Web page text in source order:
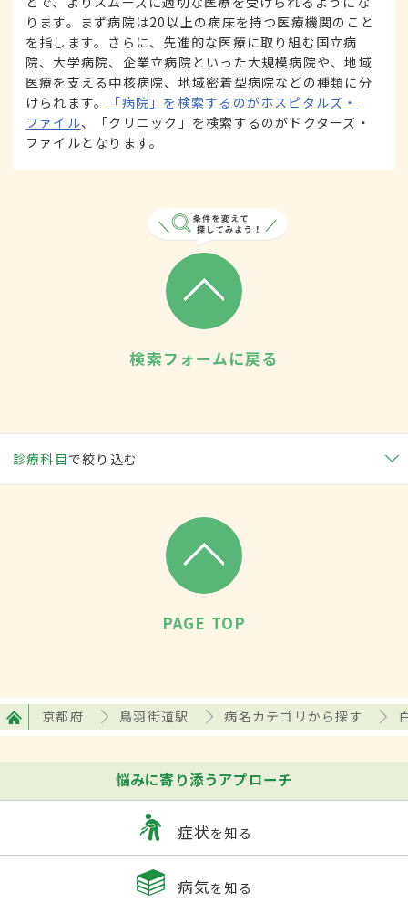
ります。まず病院は20以上の病床を持つ医療機関のこと
を指します。さらに、先進的な医療に取り組む国立病
院、大学病院、企業立病院といった大規模病院や、地域
医療を支える中核病院、地域密着型病院などの種類に分
けられます。
「病院」を検索するのがホスピタルズ・
ファイル、「クリニック」を検索するのがドクターズ・
ファイルとなります。
検索フォームに戻る
診療科目で絞り込む
PAGE TOP
京都府 鳥羽街道駅 病名カテゴリから探す
悩みに寄り添うアプローチ
症状を知る
病気を知る